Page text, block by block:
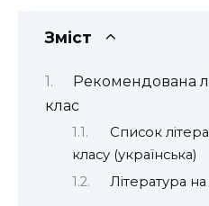
Зміст
Рекомендована
клас
Список
класу (українська)
Література на